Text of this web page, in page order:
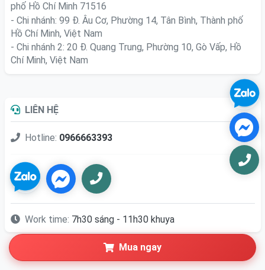
Mua ngay
phố Hồ Chí Minh 71516
- Chi nhánh: 99 Đ. Âu Cơ, Phường 14, Tân Bình, Thành phố
Hồ Chí Minh, Việt Nam
- Chi nhánh 2: 20 Đ. Quang Trung, Phường 10, Gò Vấp, Hồ
Chí Minh, Việt Nam
LIÊN HỆ
Hotline: 0966663393
Work time: 7h30 sáng - 11h30 khuya